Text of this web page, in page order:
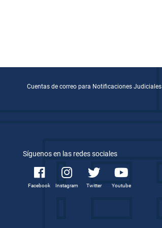
Cuentas de correo para Notificaciones Judiciales
Síguenos en las redes sociales
Facebook Instagram Twitter Youtube